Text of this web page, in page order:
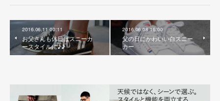
2016.06.11 00:11
お父さんも休日はスニーカ
ースタイルに♪♪
2016.06.08 16:00
父の日にかわいい白スニー
カー